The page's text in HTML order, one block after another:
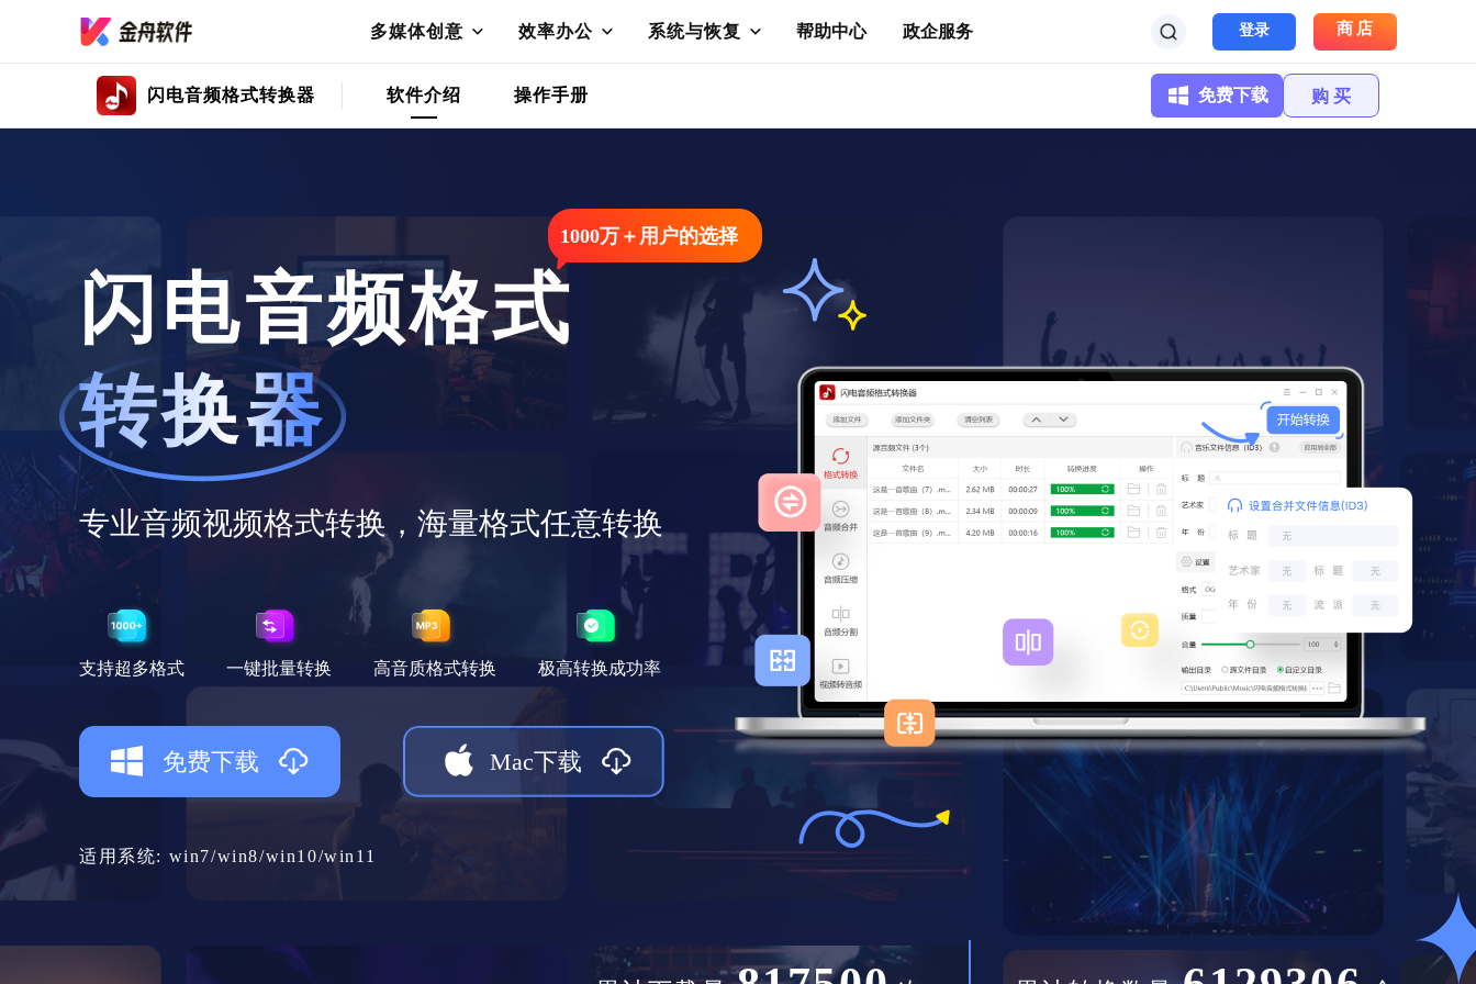
多媒体创意 效率办公 系统与恢复 帮助中心 政企服务 登录 商店
闪电音频格式转换器 软件介绍 操作手册 免费下载 购 买
闪电音频格式
1000万＋用户的选择
转换器
专业音频视频格式转换，海量格式任意转换
支持超多格式 一键批量转换 高音质格式转换 极高转换成功率
免费下载 Mac下载
适用系统: win7/win8/win10/win11